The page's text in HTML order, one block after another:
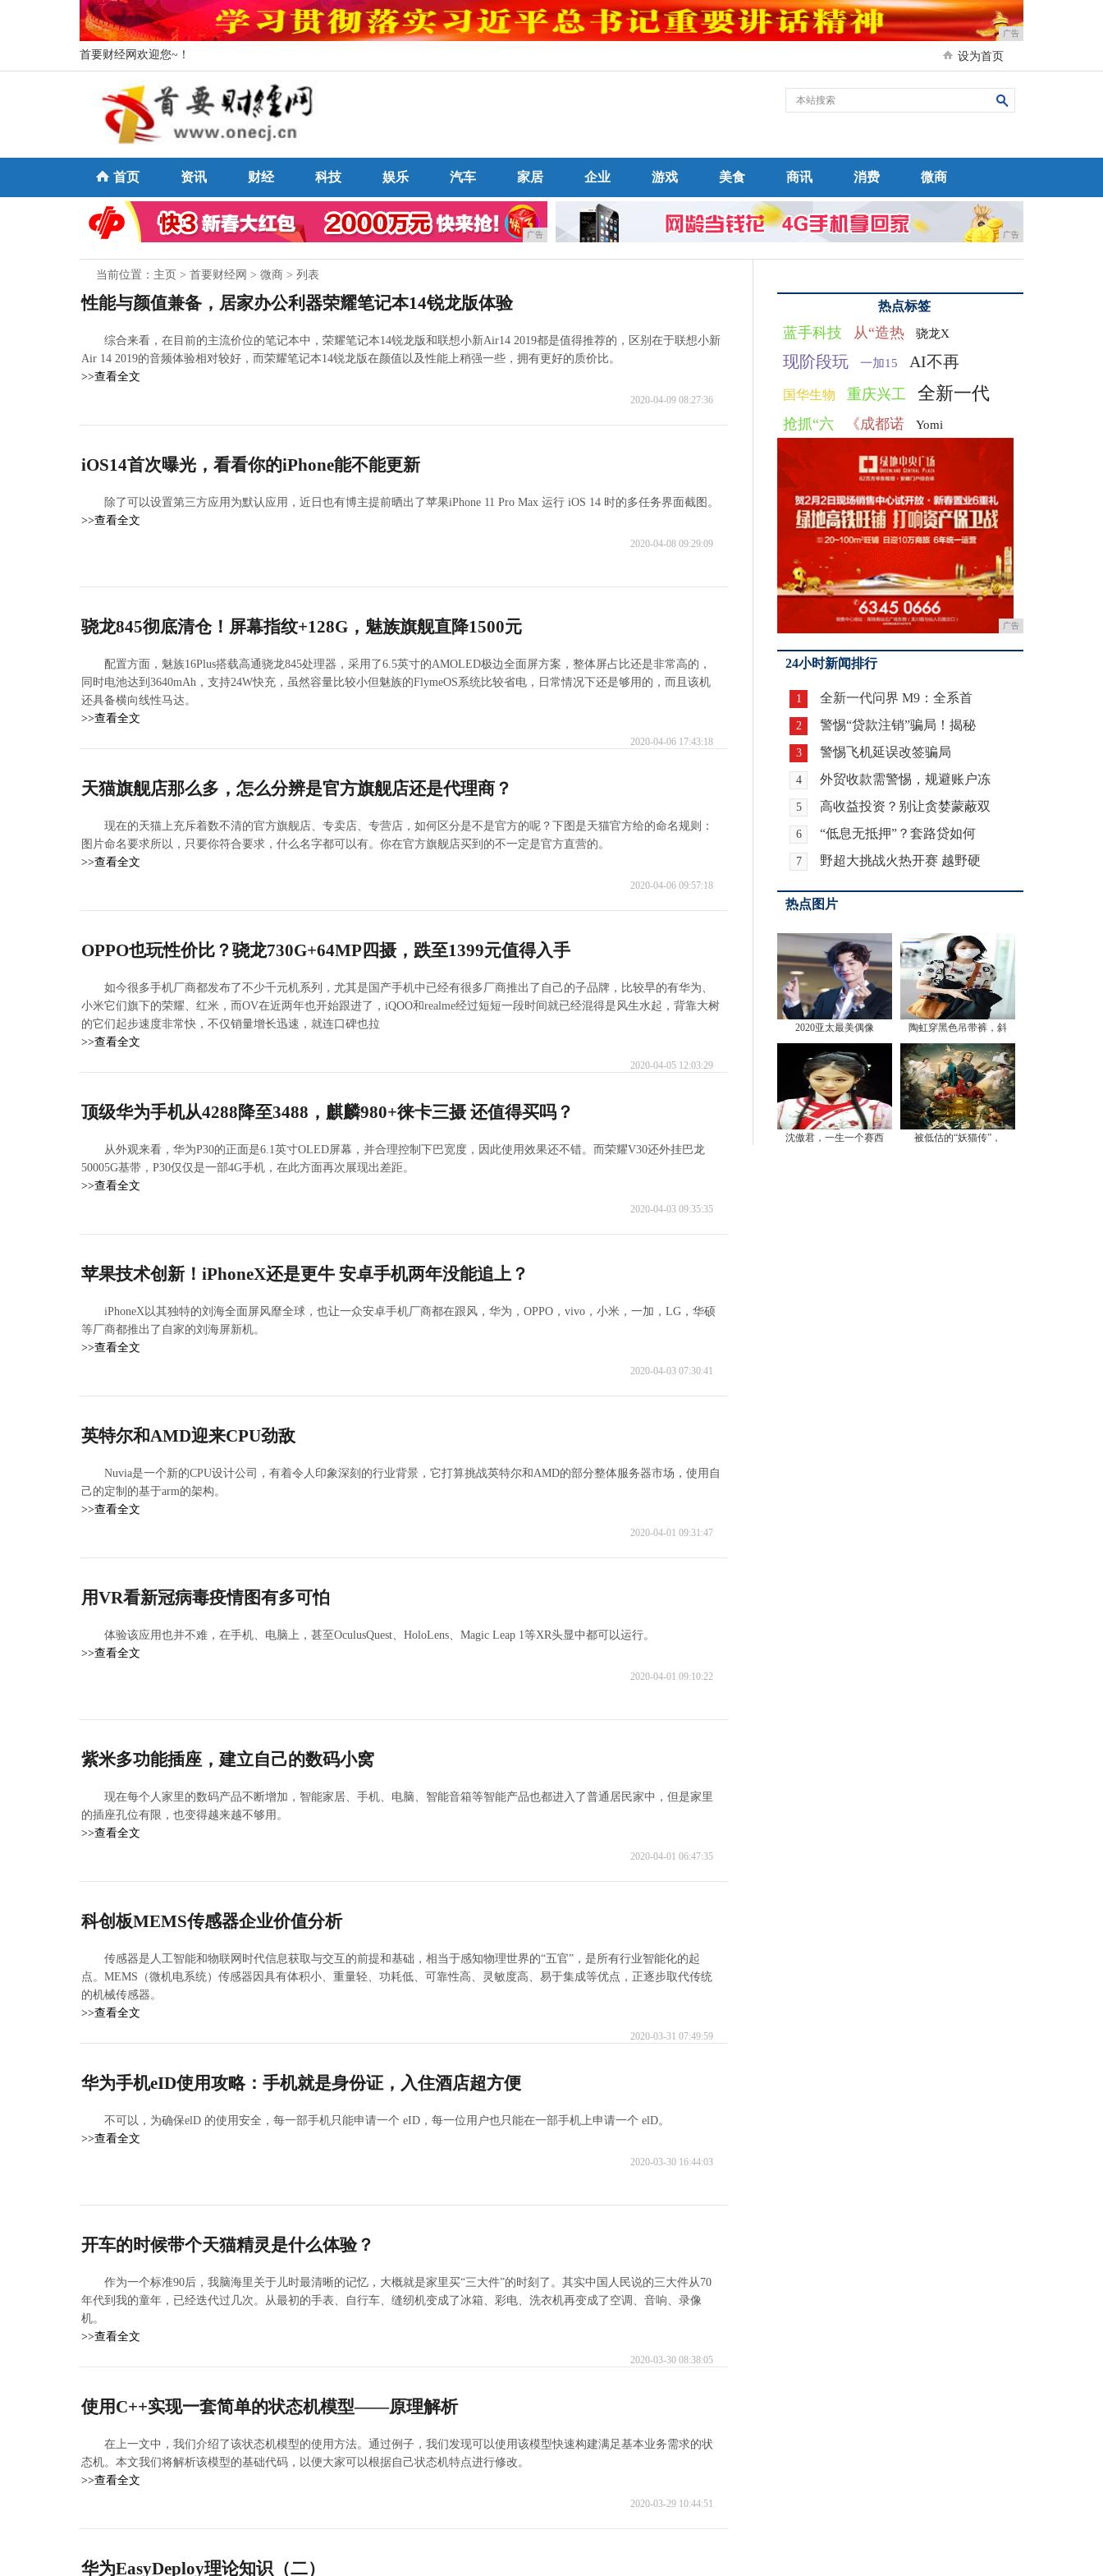
广告
首要财经网欢迎您~！ 设为首页
首页 资讯 财经 科技 娱乐 汽车 家居 企业 游戏 美食 商讯 消费 微商
广告 广告
当前位置： 主页 > 首要财经网 > 微商 > 列表
性能与颜值兼备，居家办公利器荣耀笔记本14锐龙版体验
综合来看，在目前的主流价位的笔记本中，荣耀笔记本14锐龙版和联想小新Air14 2019都是值得推荐的，区别在于联想小新
Air 14 2019的音频体验相对较好，而荣耀笔记本14锐龙版在颜值以及性能上稍强一些，拥有更好的质价比。
>>查看全文
2020-04-09 08:27:36
iOS14首次曝光，看看你的iPhone能不能更新
除了可以设置第三方应用为默认应用，近日也有博主提前晒出了苹果iPhone 11 Pro Max 运行 iOS 14 时的多任务界面截图。
>>查看全文
2020-04-08 09:29:09
骁龙845彻底清仓！屏幕指纹+128G，魅族旗舰直降1500元
配置方面，魅族16Plus搭载高通骁龙845处理器，采用了6.5英寸的AMOLED极边全面屏方案，整体屏占比还是非常高的，
同时电池达到3640mAh，支持24W快充，虽然容量比较小但魅族的FlymeOS系统比较省电，日常情况下还是够用的，而且该机
还具备横向线性马达。
>>查看全文
2020-04-06 17:43:18
天猫旗舰店那么多，怎么分辨是官方旗舰店还是代理商？
现在的天猫上充斥着数不清的官方旗舰店、专卖店、专营店，如何区分是不是官方的呢？下图是天猫官方给的命名规则：
图片命名要求所以，只要你符合要求，什么名字都可以有。你在官方旗舰店买到的不一定是官方直营的。
>>查看全文
2020-04-06 09:57:18
OPPO也玩性价比？骁龙730G+64MP四摄，跌至1399元值得入手
如今很多手机厂商都发布了不少千元机系列，尤其是国产手机中已经有很多厂商推出了自己的子品牌，比较早的有华为、
小米它们旗下的荣耀、红米，而OV在近两年也开始跟进了，iQOO和realme经过短短一段时间就已经混得是风生水起，背靠大树
的它们起步速度非常快，不仅销量增长迅速，就连口碑也拉
>>查看全文
2020-04-05 12:03:29
顶级华为手机从4288降至3488，麒麟980+徕卡三摄 还值得买吗？
从外观来看，华为P30的正面是6.1英寸OLED屏幕，并合理控制下巴宽度，因此使用效果还不错。而荣耀V30还外挂巴龙
50005G基带，P30仅仅是一部4G手机，在此方面再次展现出差距。
>>查看全文
2020-04-03 09:35:35
苹果技术创新！iPhoneX还是更牛 安卓手机两年没能追上？
iPhoneX以其独特的刘海全面屏风靡全球，也让一众安卓手机厂商都在跟风，华为，OPPO，vivo，小米，一加，LG，华硕
等厂商都推出了自家的刘海屏新机。
>>查看全文
2020-04-03 07:30:41
英特尔和AMD迎来CPU劲敌
Nuvia是一个新的CPU设计公司，有着令人印象深刻的行业背景，它打算挑战英特尔和AMD的部分整体服务器市场，使用自
己的定制的基于arm的架构。
>>查看全文
2020-04-01 09:31:47
用VR看新冠病毒疫情图有多可怕
体验该应用也并不难，在手机、电脑上，甚至OculusQuest、HoloLens、Magic Leap 1等XR头显中都可以运行。
>>查看全文
2020-04-01 09:10:22
紫米多功能插座，建立自己的数码小窝
现在每个人家里的数码产品不断增加，智能家居、手机、电脑、智能音箱等智能产品也都进入了普通居民家中，但是家里
的插座孔位有限，也变得越来越不够用。
>>查看全文
2020-04-01 06:47:35
科创板MEMS传感器企业价值分析
传感器是人工智能和物联网时代信息获取与交互的前提和基础，相当于感知物理世界的“五官”，是所有行业智能化的起
点。MEMS（微机电系统）传感器因具有体积小、重量轻、功耗低、可靠性高、灵敏度高、易于集成等优点，正逐步取代传统
的机械传感器。
>>查看全文
2020-03-31 07:49:59
华为手机eID使用攻略：手机就是身份证，入住酒店超方便
不可以，为确保elD 的使用安全，每一部手机只能申请一个 eID，每一位用户也只能在一部手机上申请一个 elD。
>>查看全文
2020-03-30 16:44:03
开车的时候带个天猫精灵是什么体验？
作为一个标准90后，我脑海里关于儿时最清晰的记忆，大概就是家里买“三大件”的时刻了。其实中国人民说的三大件从70
年代到我的童年，已经迭代过几次。从最初的手表、自行车、缝纫机变成了冰箱、彩电、洗衣机再变成了空调、音响、录像
机。
>>查看全文
2020-03-30 08:38:05
使用C++实现一套简单的状态机模型——原理解析
在上一文中，我们介绍了该状态机模型的使用方法。通过例子，我们发现可以使用该模型快速构建满足基本业务需求的状
态机。本文我们将解析该模型的基础代码，以便大家可以根据自己状态机特点进行修改。
>>查看全文
2020-03-29 10:44:51
华为EasyDeploy理论知识（二）
热点标签
蓝手科技 从“造热 骁龙X
现阶段玩 一加15 AI不再
国华生物 重庆兴工 全新一代
抢抓“六 《成都诺 Yomi
广告
24小时新闻排行
1 全新一代问界 M9：全系首
2 警惕“贷款注销”骗局！揭秘
3 警惕飞机延误改签骗局
4 外贸收款需警惕，规避账户冻
5 高收益投资？别让贪婪蒙蔽双
6 “低息无抵押”？套路贷如何
7 野超大挑战火热开赛 越野硬
热点图片
2020亚太最美偶像 陶虹穿黑色吊带裤，斜
沈傲君，一生一个赛西 被低估的“妖猫传”，